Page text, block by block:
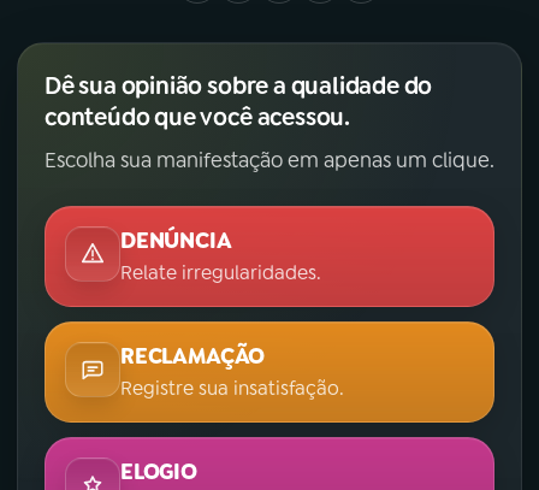
TikTok
Dê sua opinião sobre a qualidade do
conteúdo que você acessou.
Escolha sua manifestação em apenas um clique.
DENÚNCIA
Relate irregularidades.
RECLAMAÇÃO
Registre sua insatisfação.
ELOGIO